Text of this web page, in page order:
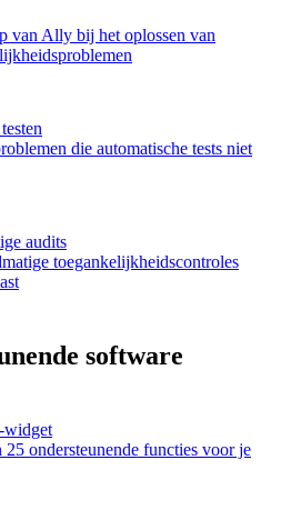
van Ally bij het oplossen van
die automatische tests niet
audits
toegankelijkheidscontroles
software
widget
25 ondersteunende functies voor je